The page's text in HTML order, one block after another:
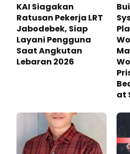
KAI Siagakan
Ratusan Pekerja LRT
Jabodebek, Siap
Layani Pengguna
Saat Angkutan
Lebaran 2026
at